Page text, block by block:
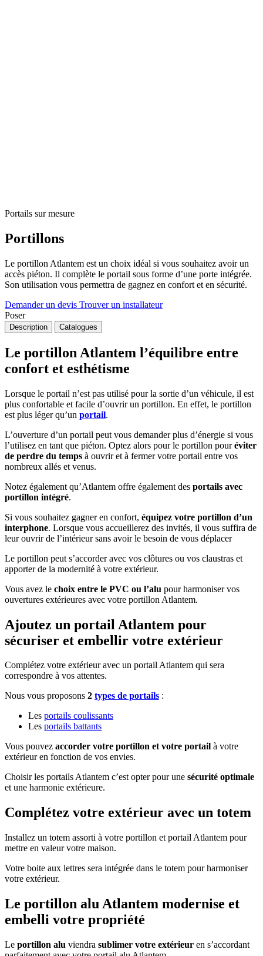
Portails sur mesure
Portillons
Le portillon Atlantem est un choix idéal si vous souhaitez avoir un
accès piéton. Il complète le portail sous forme d’une porte intégrée.
Son utilisation vous permettra de gagnez en confort et en sécurité.
Demander un devis Trouver un installateur
Poser
Description Catalogues
Le portillon Atlantem l’équilibre entre
confort et esthétisme
Lorsque le portail n’est pas utilisé pour la sortie d’un véhicule, il est
plus confortable et facile d’ouvrir un portillon. En effet, le portillon
est plus léger qu’un portail.
L’ouverture d’un portail peut vous demander plus d’énergie si vous
l’utilisez en tant que piéton. Optez alors pour le portillon pouréviter
de perdre du temps à ouvrir et à fermer votre portail entre vos
nombreux allés et venus.
Notez également qu’Atlantem offre également des portails avec
portillon intégré.
Si vous souhaitez gagner en confort, équipez votre portillon d’un
interphone. Lorsque vous accueillerez des invités, il vous suffira de
leur ouvrir de l’intérieur sans avoir le besoin de vous déplacer
Le portillon peut s’accorder avec vos clôtures ou vos claustras et
apporter de la modernité à votre extérieur.
Vous avez le choix entre le PVC ou l’alu pour harmoniser vos
ouvertures extérieures avec votre portillon Atlantem.
Ajoutez un portail Atlantem pour
sécuriser et embellir votre extérieur
Complétez votre extérieur avec un portail Atlantem qui sera
correspondre à vos attentes.
Nous vous proposons 2 types de portails :
Les portails coulissants
Les portails battants
Vous pouvez accorder votre portillon et votre portail à votre
extérieur en fonction de vos envies.
Choisir les portails Atlantem c’est opter pour une sécurité optimale
et une harmonie extérieure.
Complétez votre extérieur avec un totem
Installez un totem assorti à votre portillon et portail Atlantem pour
mettre en valeur votre maison.
Votre boite aux lettres sera intégrée dans le totem pour harmoniser
votre extérieur.
Le portillon alu Atlantem modernise et
embelli votre propriété
Le portillon alu viendra sublimer votre extérieur en s’accordant